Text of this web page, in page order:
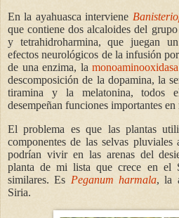
En la ayahuasca interviene
que contiene dos alcaloides del
y tetrahidroharmina, que juegan
efectos neurológicos de la infusión
de una enzima, lamonoaminooxidasa
descomposición de la dopamina, la
tiramina y la melatonina, todos
desempeñan funciones importantes
El problema es que las plantas
componentes de las selvas
podrían vivir en las arenas del
planta de mi lista que crece en el
similares. Es Peganum harmala, la
Siria.